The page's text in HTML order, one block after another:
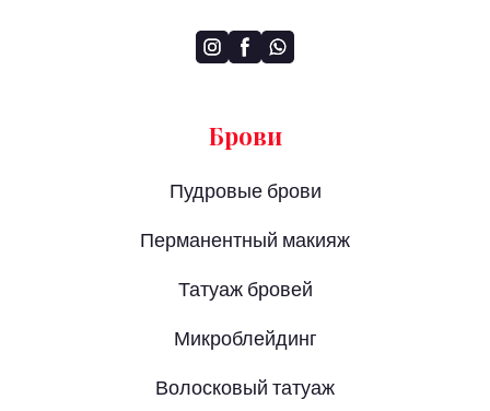
Брови
Пудровые брови
Перманентный макияж
Татуаж бровей
Микроблейдинг
Волосковый татуаж